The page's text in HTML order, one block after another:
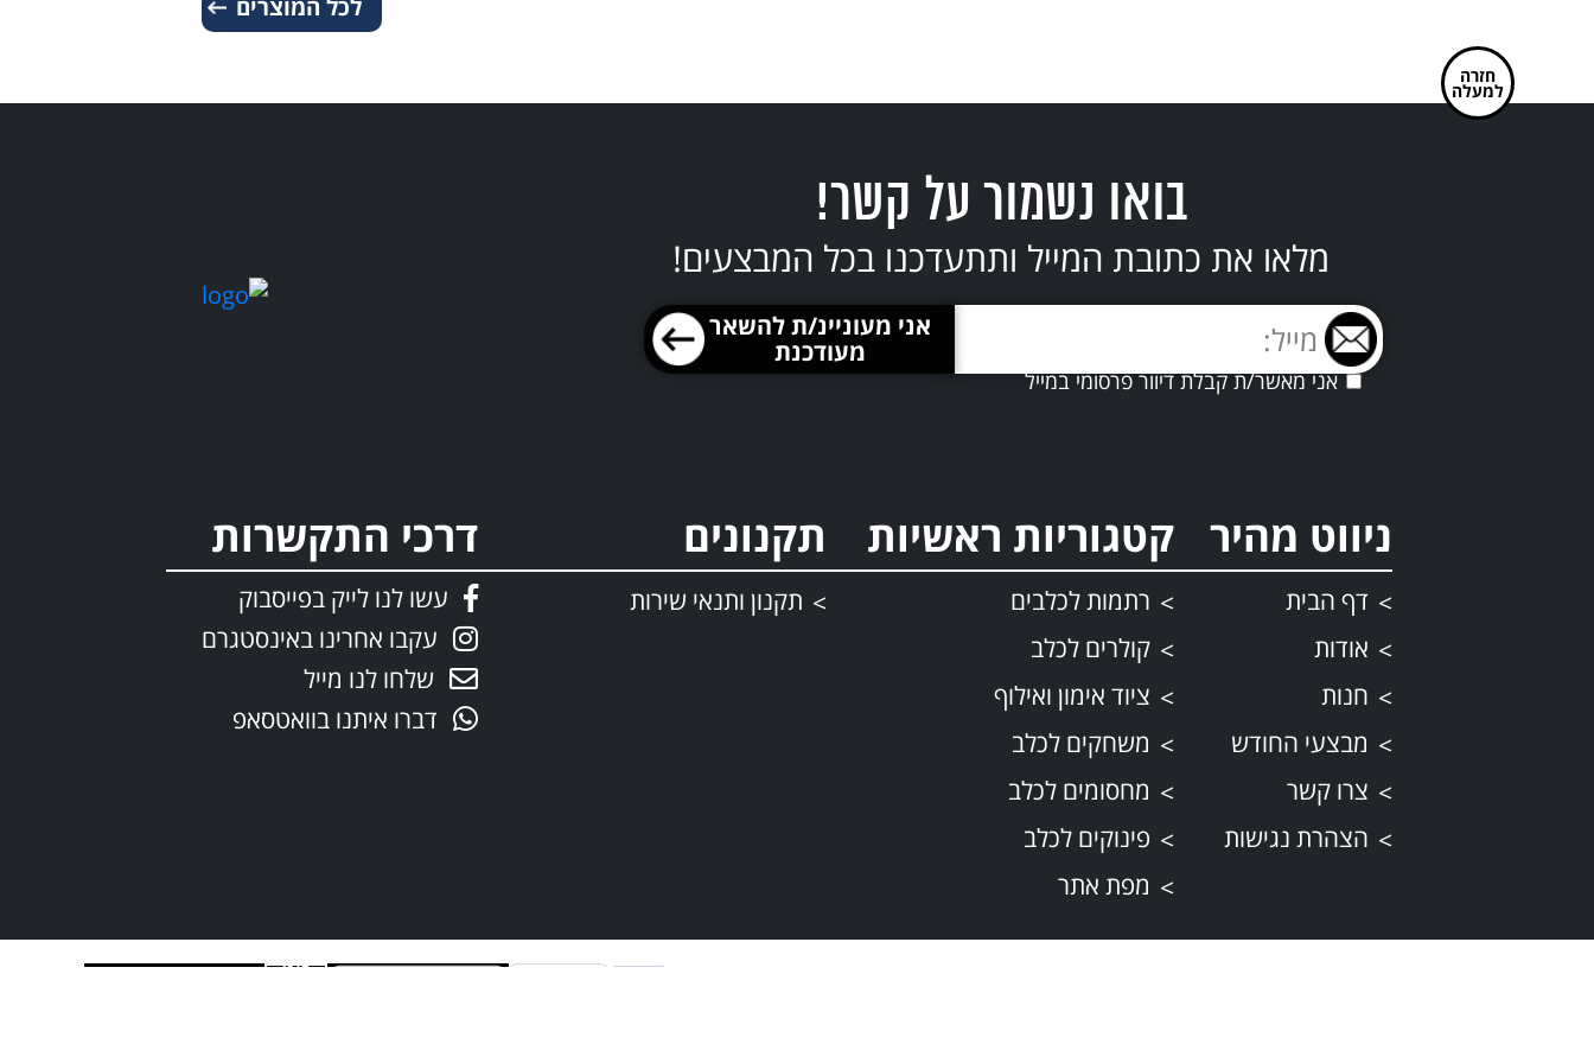
לכל המוצרים
חזרה
למעלה
בואו נשמור על קשר!
מלאו את כתובת המייל ותתעדכנו בכל המבצעים!
אני מאשר/ת קבלת דיוור פרסומי במייל
ניווט מהיר
דף הבית
אודות
חנות
מבצעי החודש
צרו קשר
הצהרת נגישות
קטגוריות ראשיות
רתמות לכלבים
קולרים לכלב
ציוד אימון ואילוף
משחקים לכלב
מחסומים לכלב
פינוקים לכלב
מפת אתר
תקנונים
תקנון ותנאי שירות
דרכי התקשרות
עשו לנו לייק בפייסבוק
עקבו אחרינו באינסטגרם
שלחו לנו מייל
דברו איתנו בוואטסאפ